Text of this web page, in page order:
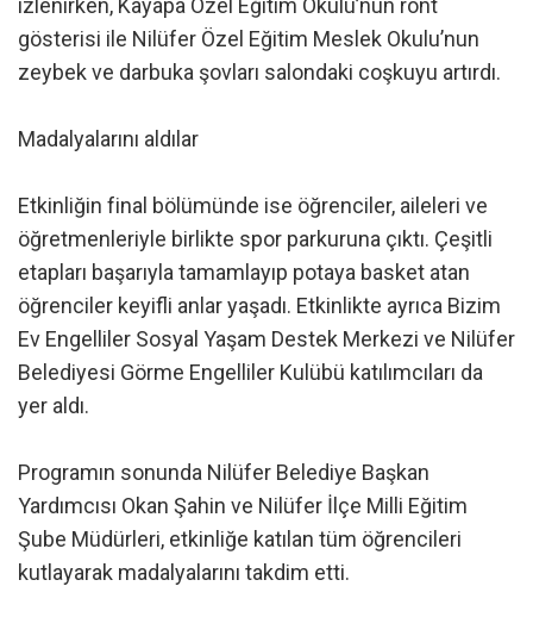
izlenirken, Kayapa Özel Eğitim Okulu’nun ront
gösterisi ile Nilüfer Özel Eğitim Meslek Okulu’nun
zeybek ve darbuka şovları salondaki coşkuyu artırdı.
Madalyalarını aldılar
Etkinliğin final bölümünde ise öğrenciler, aileleri ve
öğretmenleriyle birlikte spor parkuruna çıktı. Çeşitli
etapları başarıyla tamamlayıp potaya basket atan
öğrenciler keyifli anlar yaşadı. Etkinlikte ayrıca Bizim
Ev Engelliler Sosyal Yaşam Destek Merkezi ve Nilüfer
Belediyesi Görme Engelliler Kulübü katılımcıları da
yer aldı.
Programın sonunda Nilüfer Belediye Başkan
Yardımcısı Okan Şahin ve Nilüfer İlçe Milli Eğitim
Şube Müdürleri, etkinliğe katılan tüm öğrencileri
kutlayarak madalyalarını takdim etti.